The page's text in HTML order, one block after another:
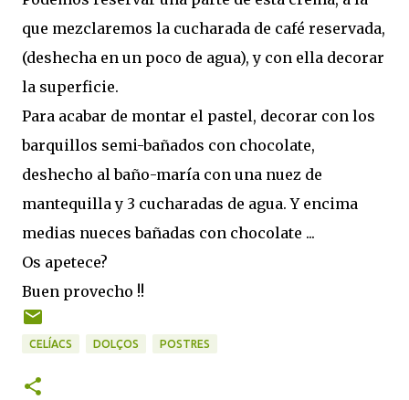
que mezclaremos la cucharada de café reservada,
(deshecha en un poco de agua), y con ella decorar
la superficie.
Para acabar de montar el pastel, decorar con los
barquillos semi-bañados con chocolate,
deshecho al baño-maría con una nuez de
mantequilla y 3 cucharadas de agua. Y encima
medias nueces bañadas con chocolate ...
Os apetece?
Buen provecho !!
CELÍACS DOLÇOS POSTRES